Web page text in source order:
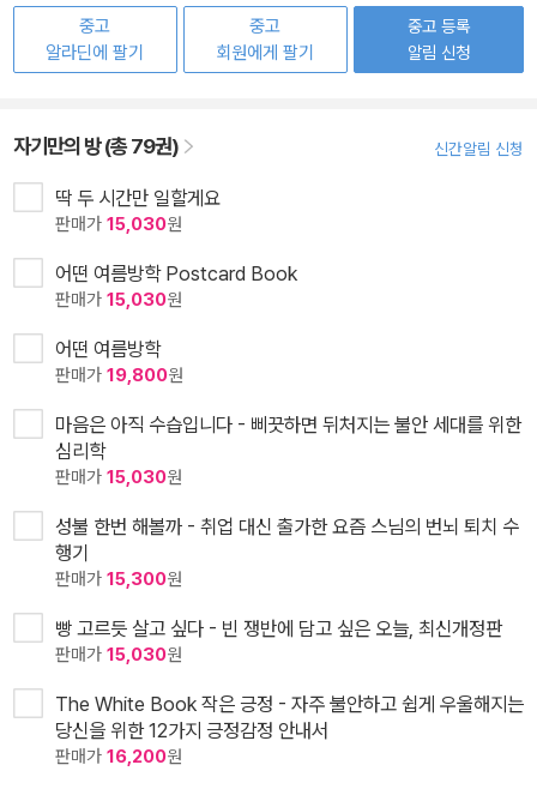
중고
알라딘에 팔기
중고
회원에게 팔기
중고 등록
알림 신청
자기만의 방 (총 79권) 신간알림 신청
딱 두 시간만 일할게요
판매가 15,030원
어떤 여름방학 Postcard Book
판매가 15,030원
어떤 여름방학
판매가 19,800원
마음은 아직 수습입니다 - 삐끗하면 뒤처지는 불안 세대를 위한
심리학
판매가 15,030원
성불 한번 해볼까 - 취업 대신 출가한 요즘 스님의 번뇌 퇴치 수
행기
판매가 15,300원
빵 고르듯 살고 싶다 - 빈 쟁반에 담고 싶은 오늘, 최신개정판
판매가 15,030원
The White Book 작은 긍정 - 자주 불안하고 쉽게 우울해지는
당신을 위한 12가지 긍정감정 안내서
판매가 16,200원